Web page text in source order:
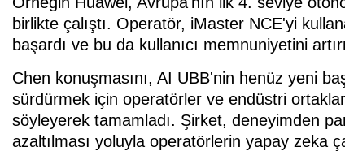
birlikte çalıştı. Operatör, iMaster NCE'yi
başardı ve bu da kullanıcı memnuniyetini
Chen konuşmasını, AI UBB'nin henüz yeni
sürdürmek için operatörler ve endüstri
söyleyerek tamamladı. Şirket, deneyimden
azaltılması yoluyla operatörlerin yapay zeka